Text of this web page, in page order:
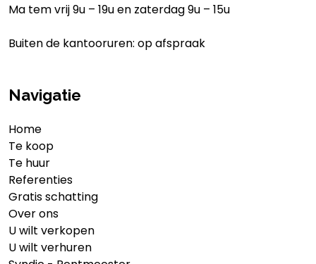
Ma tem vrij 9u – 19u en zaterdag 9u – 15u
Buiten de kantooruren: op afspraak
Navigatie
Home
Te koop
Te huur
Referenties
Gratis schatting
Over ons
U wilt verkopen
U wilt verhuren